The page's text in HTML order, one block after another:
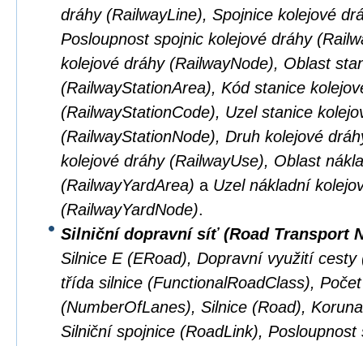
dráhy (RailwayLine), Spojnice kolejové
Posloupnost spojnic kolejové dráhy
kolejové dráhy (RailwayNode), Oblast
(RailwayStationArea), Kód stanice
(RailwayStationCode), Uzel stanice
(RailwayStationNode), Druh kolejové
kolejové dráhy (RailwayUse), Oblast
(RailwayYardArea) a Uzel nákladní
(RailwayYardNode).
Silniční dopravní síť (Road Transport
Silnice E (ERoad), Dopravní využití
třída silnice (FunctionalRoadClass),
(NumberOfLanes), Silnice (Road),
Silniční spojnice (RoadLink), Posloupnost